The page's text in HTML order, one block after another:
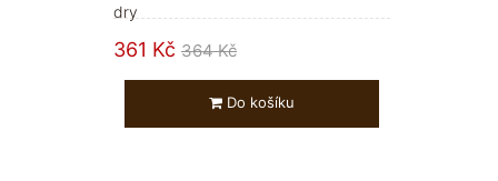
dry
361 Kč 364 Kč
Do košíku